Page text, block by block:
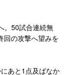
。50試合連続無
回の攻撃へ望みを
あと1点及ばなか